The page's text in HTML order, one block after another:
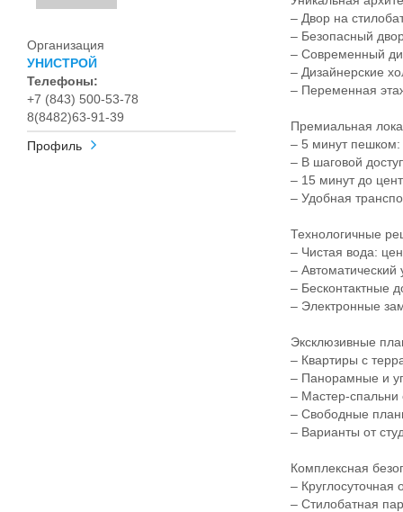
Организация
УНИСТРОЙ
Телефоны:
+7 (843) 500-53-78
8(8482)63-91-39
Профиль
– Двор на
– Безопасный
– Современный
– Дизайнерские
– Переменная
Премиальная
– 5 минут пешком:
– В шаговой
– 15 минут до
– Удобная
Технологичные
– Чистая вода:
– Автоматический
– Бесконтактные
– Электронные
Эксклюзивные
– Квартиры с
– Панорамные и
– Мастер-спальни
– Свободные
– Варианты от
Комплексная
– Круглосуточная
– Стилобатная